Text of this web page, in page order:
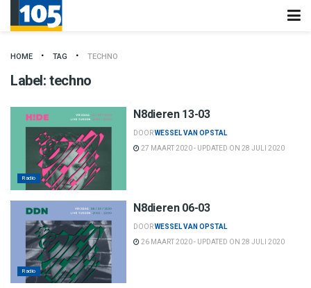
HOME TAG TECHNO
Label:techno
Radio
N8dieren 13-03
DOORWESSEL VAN OPSTAL
27 MAART 2020 - UPDATED ON 28 JULI 2020
Radio
N8dieren 06-03
DOORWESSEL VAN OPSTAL
26 MAART 2020 - UPDATED ON 28 JULI 2020